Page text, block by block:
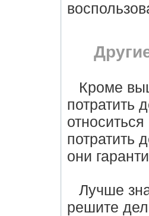
Кроме
потратить
потратить
они
Лучше
решите